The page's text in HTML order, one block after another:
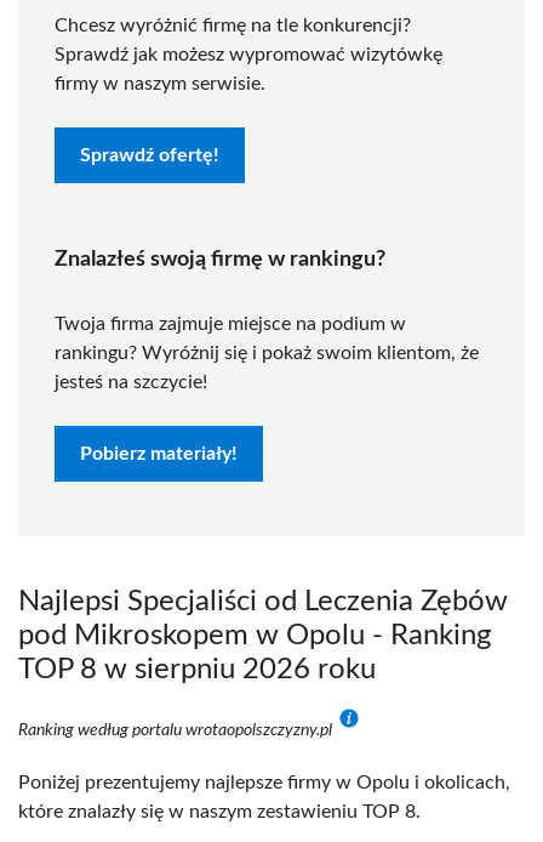
Chcesz wyróżnić firmę na tle konkurencji?
Sprawdź jak możesz wypromować wizytówkę
firmy w naszym serwisie.
Sprawdź ofertę!
Znalazłeś swoją firmę w rankingu?
Twoja firma zajmuje miejsce na podium w
rankingu? Wyróżnij się i pokaż swoim klientom, że
jesteś na szczycie!
Pobierz materiały!
Najlepsi Specjaliści od Leczenia Zębów
pod Mikroskopem w Opolu - Ranking
TOP 8 w sierpniu 2026 roku
Ranking według portalu wrotaopolszczyzny.pl
Poniżej prezentujemy najlepsze firmy w Opolu i okolicach,
które znalazły się w naszym zestawieniu TOP 8.